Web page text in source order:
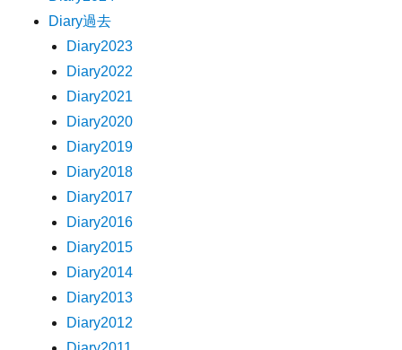
Diary過去
Diary2023
Diary2022
Diary2021
Diary2020
Diary2019
Diary2018
Diary2017
Diary2016
Diary2015
Diary2014
Diary2013
Diary2012